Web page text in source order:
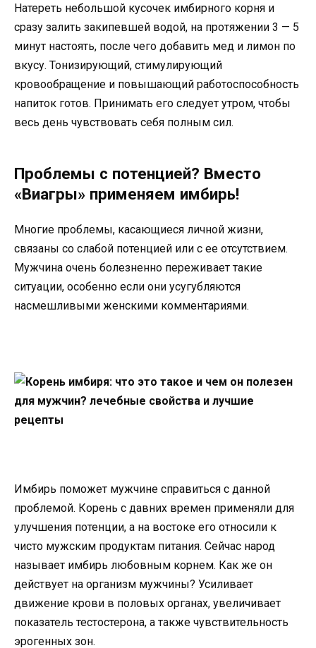
Натереть небольшой кусочек имбирного корня и
сразу залить закипевшей водой, на протяжении 3 — 5
минут настоять, после чего добавить мед и лимон по
вкусу. Тонизирующий, стимулирующий
кровообращение и повышающий работоспособность
напиток готов. Принимать его следует утром, чтобы
весь день чувствовать себя полным сил.
Проблемы с потенцией? Вместо
«Виагры» применяем имбирь!
Многие проблемы, касающиеся личной жизни,
связаны со слабой потенцией или с ее отсутствием.
Мужчина очень болезненно переживает такие
ситуации, особенно если они усугубляются
насмешливыми женскими комментариями.
Имбирь поможет мужчине справиться с данной
проблемой. Корень с давних времен применяли для
улучшения потенции, а на востоке его относили к
чисто мужским продуктам питания. Сейчас народ
называет имбирь любовным корнем. Как же он
действует на организм мужчины? Усиливает
движение крови в половых органах, увеличивает
показатель тестостерона, а также чувствительность
эрогенных зон.